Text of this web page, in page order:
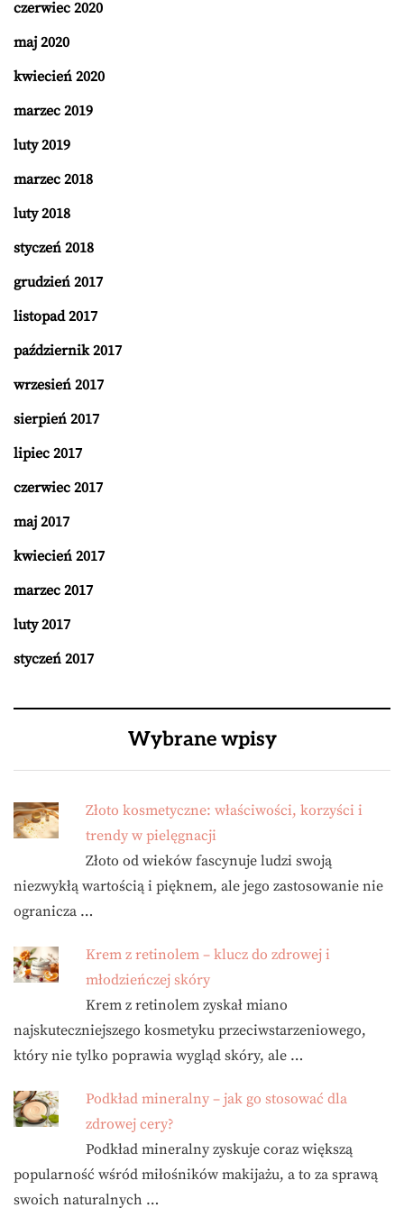
czerwiec 2020
maj 2020
kwiecień 2020
marzec 2019
luty 2019
marzec 2018
luty 2018
styczeń 2018
grudzień 2017
listopad 2017
październik 2017
wrzesień 2017
sierpień 2017
lipiec 2017
czerwiec 2017
maj 2017
kwiecień 2017
marzec 2017
luty 2017
styczeń 2017
Wybrane wpisy
Złoto kosmetyczne: właściwości, korzyści i
trendy w pielęgnacji
Złoto od wieków fascynuje ludzi swoją
niezwykłą wartością i pięknem, ale jego zastosowanie nie
ogranicza …
Krem z retinolem – klucz do zdrowej i
młodzieńczej skóry
Krem z retinolem zyskał miano
najskuteczniejszego kosmetyku przeciwstarzeniowego,
który nie tylko poprawia wygląd skóry, ale …
Podkład mineralny – jak go stosować dla
zdrowej cery?
Podkład mineralny zyskuje coraz większą
popularność wśród miłośników makijażu, a to za sprawą
swoich naturalnych …